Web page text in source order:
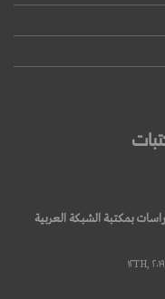
بمكتبة الشبكة العربية